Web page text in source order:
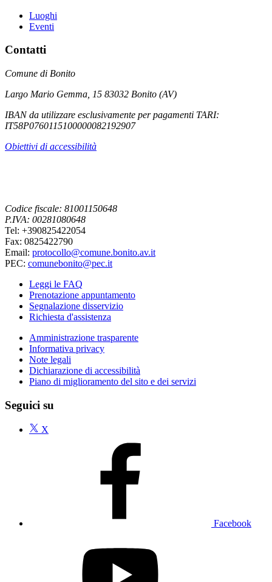
Luoghi
Eventi
Contatti
Comune di Bonito
Largo Mario Gemma, 15 83032 Bonito (AV)
IBAN da utilizzare esclusivamente per pagamenti TARI:
IT58P0760115100000082192907
Obiettivi di accessibilità
Codice fiscale: 81001150648
P.IVA: 00281080648
Tel: +390825422054
Fax: 0825422790
Email: protocollo@comune.bonito.av.it
PEC: comunebonito@pec.it
Leggi le FAQ
Prenotazione appuntamento
Segnalazione disservizio
Richiesta d'assistenza
Amministrazione trasparente
Informativa privacy
Note legali
Dichiarazione di accessibilità
Piano di miglioramento del sito e dei servizi
Seguici su
X
Facebook